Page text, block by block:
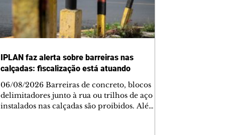
IPLAN faz alerta sobre barreiras nas
calçadas: fiscalização está atuando
06/08/2026 Barreiras de concreto, blocos
delimitadores junto à rua ou trilhos de aço
instalados nas calçadas são proibidos. Além